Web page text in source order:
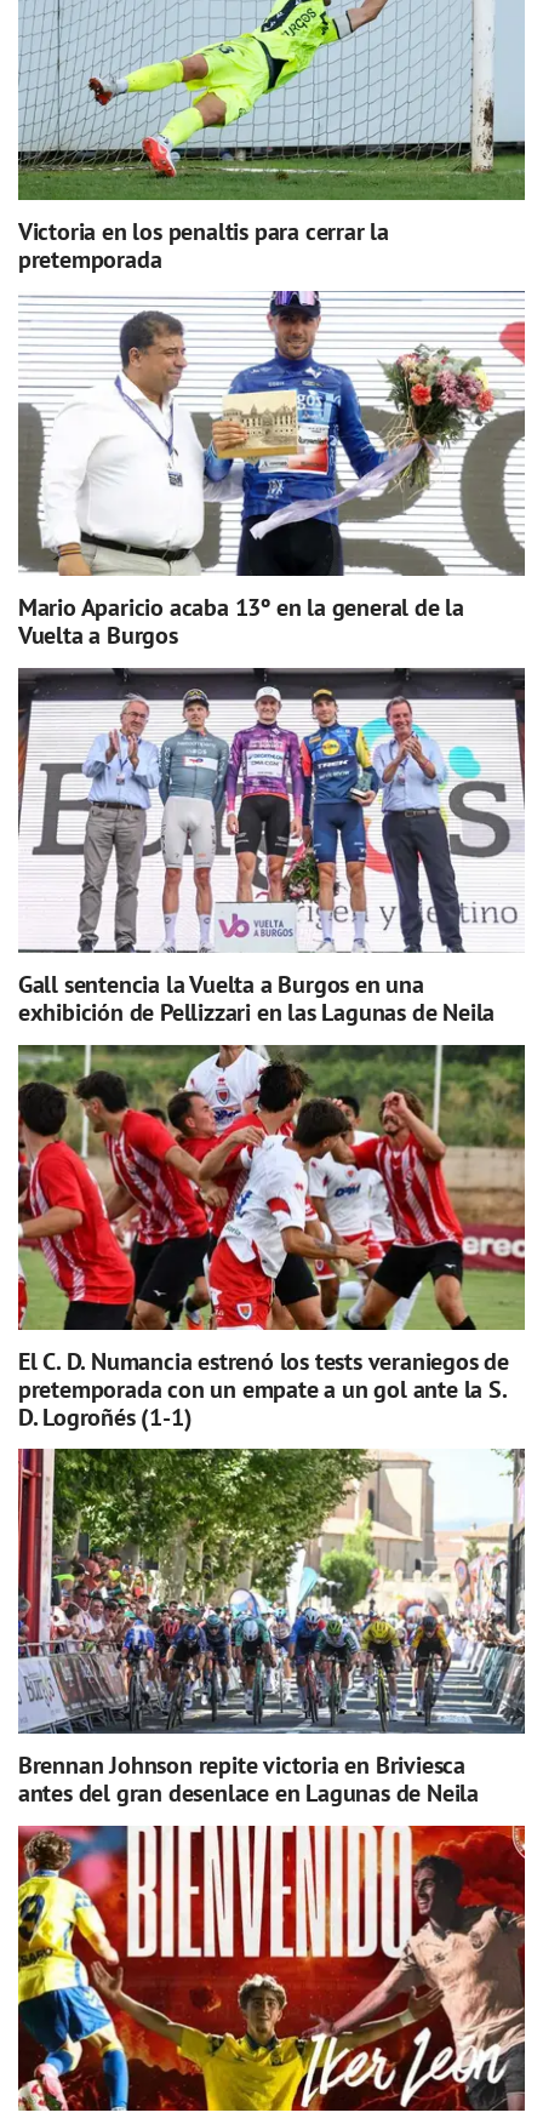
Victoria en los penaltis para cerrar la
pretemporada
Mario Aparicio acaba 13º en la general de la
Vuelta a Burgos
Gall sentencia la Vuelta a Burgos en una
exhibición de Pellizzari en las Lagunas de Neila
El C. D. Numancia estrenó los tests veraniegos de
pretemporada con un empate a un gol ante la S.
D. Logroñés (1-1)
Brennan Johnson repite victoria en Briviesca
antes del gran desenlace en Lagunas de Neila